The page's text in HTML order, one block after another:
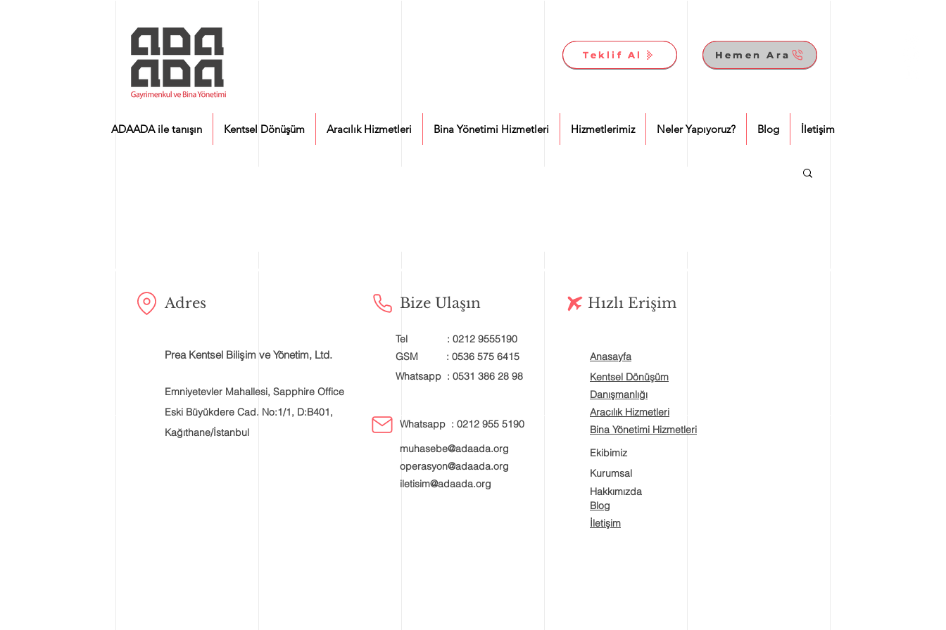
Teklif Al
Teklif Al Hemen Ara
Hemen Ara
ADAADA ile tanışın Kentsel Dönüşüm Aracılık Hizmetleri Bina Yönetimi Hizmetleri Hizmetlerimiz Neler Yapıyoruz? Blog İletişim
Adres Bize Ulaşın Hızlı Erişim
Tel : 0212 9555190
Prea Kentsel Bilişim ve Yönetim, Ltd.
Emniyetevler Mahallesi, Sapphire Office
Eski Büyükdere Cad. No:1/1, D:B401,
Kağıthane/İstanbul
GSM : 0536 575 6415
Whatsapp : 0531 386 28 98
Whatsapp : 0212 955 5190
muhasebe@adaada.org
operasyon@adaada.org
iletisim@adaada.org
Anasayfa
Kentsel Dönüşüm
Danışmanlığı
Aracılık Hizmetleri
Bina Yönetimi Hizmetleri
Ekibimiz
Kurumsal
Hakkımızda
Blog
İletişim